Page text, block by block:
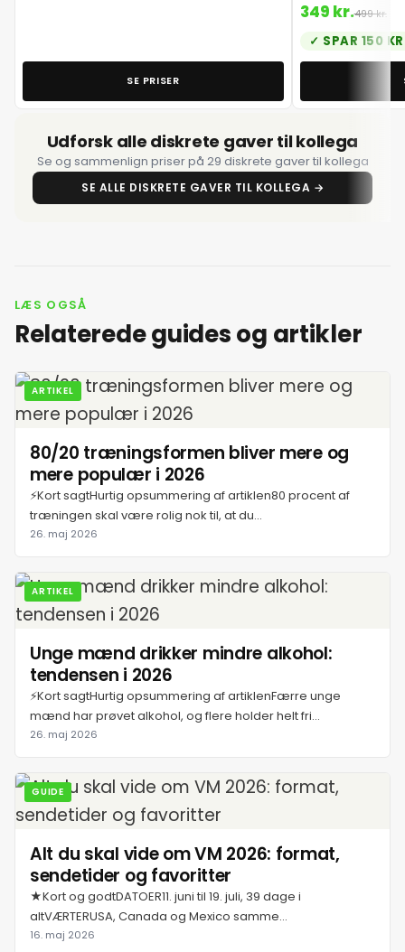
SE PRISER
349 kr.499 kr.
SPAR 150
Udforsk alle diskrete gaver til kollega
Se og sammenlign priser på 29 diskrete gaver til kollega
SE ALLE DISKRETE GAVER TIL KOLLEGA →
LÆS OGSÅ
Relaterede guides og artikler
ARTIKEL
80/20 træningsformen bliver mere og
mere populær i 2026
⚡Kort sagtHurtig opsummering af artiklen80 procent af
træningen skal være rolig nok til, at du...
26. maj 2026
ARTIKEL
Unge mænd drikker mindre alkohol:
tendensen i 2026
⚡Kort sagtHurtig opsummering af artiklenFærre unge
mænd har prøvet alkohol, og flere holder helt fri...
26. maj 2026
GUIDE
Alt du skal vide om VM 2026: format,
sendetider og favoritter
★Kort og godtDATOER11. juni til 19. juli, 39 dage i
altVÆRTERUSA, Canada og Mexico samme...
16. maj 2026